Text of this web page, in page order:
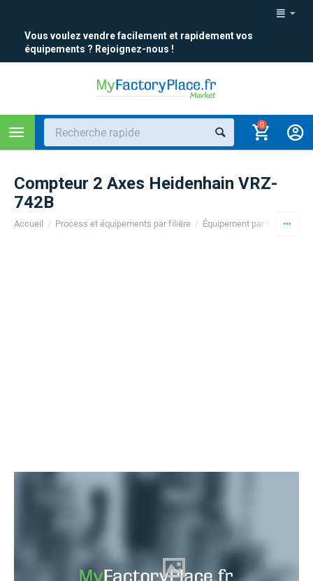
Vous voulez vendre facilement et rapidement vos
équipements ? Rejoignez-nous !
0
Compteur 2 Axes Heidenhain VRZ-
742B
Accueil / Process et équipements par filière / Équipement par filière